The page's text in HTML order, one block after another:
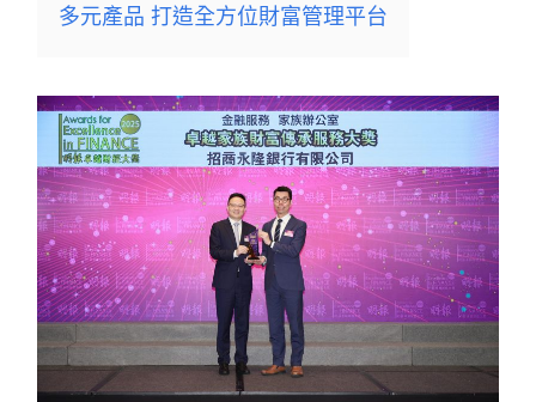
多元產品 打造全方位財富管理平台